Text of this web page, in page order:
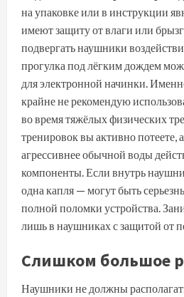
на упаковке или в инструкции
имеют защиту от влаги или
подвергать наушники
прогулка под лёгким дождем
для электронной начинки.
крайне не рекомендую
во время тяжёлых физических
тренировок вы активно потеете,
агрессивнее обычной воды
компоненты. Если внутрь
одна капля — могут быть
полной поломки устройства.
лишь в наушниках с защитой от
Слишком большое
Наушники не должны